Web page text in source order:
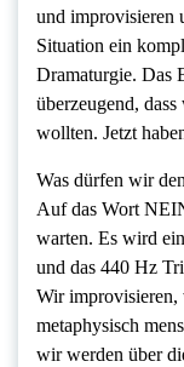
und improvisieren
Situation ein
Dramaturgie. Das
überzeugend,
wollten. Jetzt
Was dürfen wir
Auf das Wort
warten. Es wird
und das 440 Hz
Wir improvisieren,
metaphysisch
wir werden über